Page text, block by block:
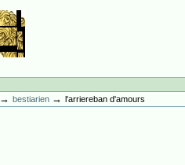
→bestiarien →l'arriereban d'amours